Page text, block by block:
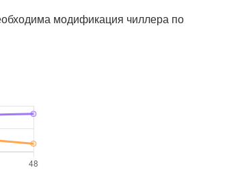
модификация чиллера по